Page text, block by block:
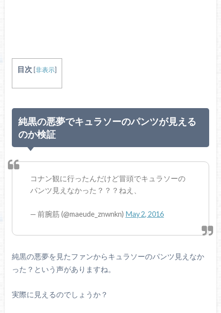
目次 [非表示]
純黒の悪夢でキュラソーのパンツが見える
のか検証
コナン観に行ったんだけど冒頭でキュラソーの
パンツ見えなかった？？？ねえ、
— 前腕筋 (@maeude_znwnkn) May 2, 2016
純黒の悪夢を見たファンからキュラソーのパンツ見えなか
った？という声がありますね。
実際に見えるのでしょうか？